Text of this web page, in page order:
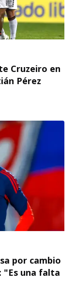
Cruzeiro en
Pérez
por cambio
"Es una falta